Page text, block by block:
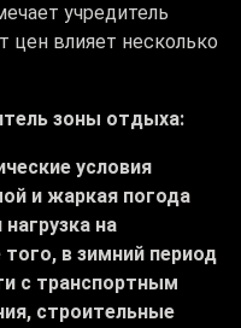
учредитель
цен влияет несколько
зоны отдыха:
условия
и жаркая погода
на
в зимний период
с транспортным
строительные